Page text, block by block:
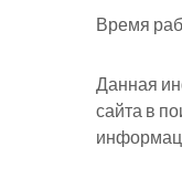
Время
Данная
сайта в